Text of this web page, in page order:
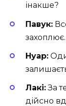
інакше?
Павук:
захоплює.
Нуар:
Лакі:За
дійсно